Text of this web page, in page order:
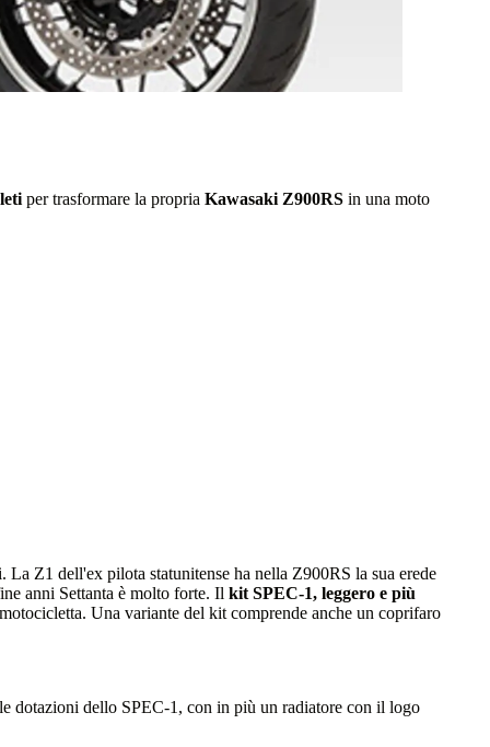
per trasformare la propria Kawasaki Z900RS in una moto
Z1 dell'ex pilota statunitense ha nella Z900RS la sua erede
anni Settanta è molto forte. Il kit SPEC-1, leggero e più
Una variante del kit comprende anche un coprifaro
dotazioni dello SPEC-1, con in più un radiatore con il logo